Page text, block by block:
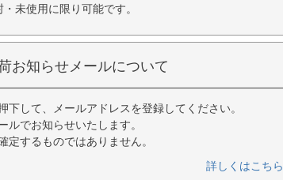
未使用に限り可能です。
お知らせメールについて
下して、メールアドレスを登録してください。
ルでお知らせいたします。
定するものではありません。
詳しくはこちら